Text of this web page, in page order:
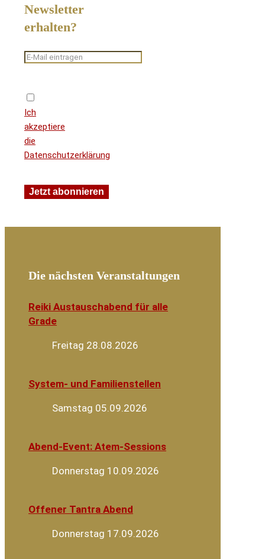
Newsletter
erhalten?
Ich
akzeptiere
die
Datenschutzerklärung
Die nächsten Veranstaltungen
Reiki Austauschabend für alle
Grade
Freitag 28.08.2026
System- und Familienstellen
Samstag 05.09.2026
Abend-Event: Atem-Sessions
Donnerstag 10.09.2026
Offener Tantra Abend
Donnerstag 17.09.2026